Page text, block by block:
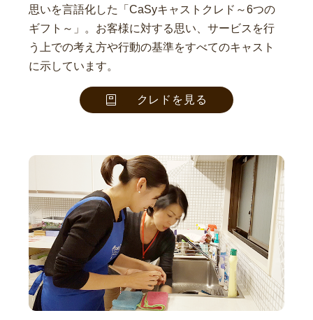
思いを言語化した「CaSyキャストクレド～6つの
ギフト～」。お客様に対する思い、サービスを行
う上での考え方や行動の基準をすべてのキャスト
に示しています。
クレドを見る